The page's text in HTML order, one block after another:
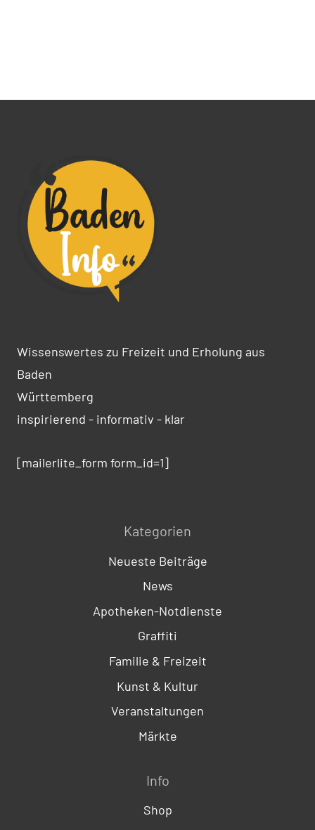
Wissenswertes zu Freizeit und Erholung aus
Baden
Württemberg
inspirierend - informativ - klar
[mailerlite_form form_id=1]
Kategorien
Neueste Beiträge
News
Apotheken-Notdienste
Graffiti
Familie & Freizeit
Kunst & Kultur
Veranstaltungen
Märkte
Info
Shop